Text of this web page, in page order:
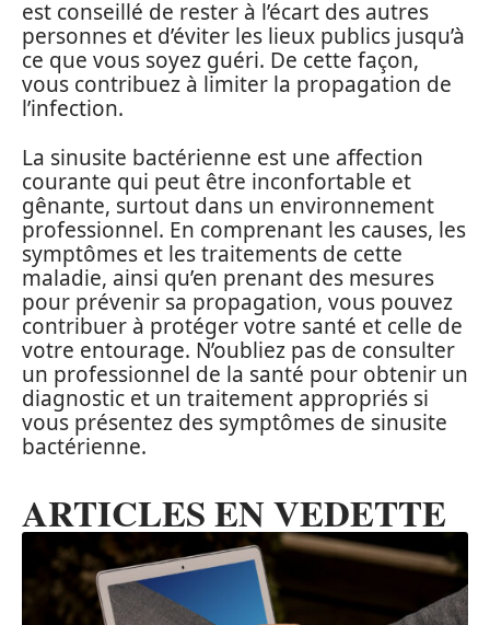
est conseillé de rester à l’écart des autres
personnes et d’éviter les lieux publics jusqu’à
ce que vous soyez guéri. De cette façon,
vous contribuez à limiter la propagation de
l’infection.
La sinusite bactérienne est une affection
courante qui peut être inconfortable et
gênante, surtout dans un environnement
professionnel. En comprenant les causes, les
symptômes et les traitements de cette
maladie, ainsi qu’en prenant des mesures
pour prévenir sa propagation, vous pouvez
contribuer à protéger votre santé et celle de
votre entourage. N’oubliez pas de consulter
un professionnel de la santé pour obtenir un
diagnostic et un traitement appropriés si
vous présentez des symptômes de sinusite
bactérienne.
ARTICLES EN VEDETTE